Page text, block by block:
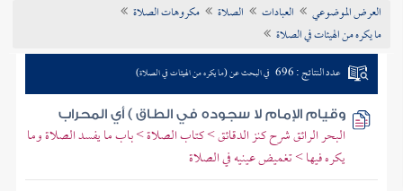
تراجم الأعلام
العرض الموضوعي العبادات الصلاة
مكروهات الصلاة
ما يكره من الهيئات في الصلاة
عدد النتائج : 696 في البحث عن (ما يكره من الهيئات في الصلاة)
وقيام الإمام لا سجوده في الطاق ) أي المحراب
البحر الرائق شرح كنز الدقائق > كتاب الصلاة > باب ما يفسد الصلاة وما
يكره فيها > تغميض عينيه في الصلاة